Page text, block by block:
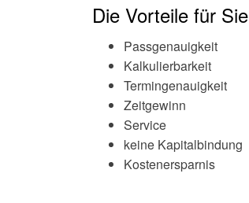
Die Vorteile für Sie
Passgenauigkeit
Kalkulierbarkeit
Termingenauigkeit
Zeitgewinn
Service
keine Kapitalbindung
Kostenersparnis